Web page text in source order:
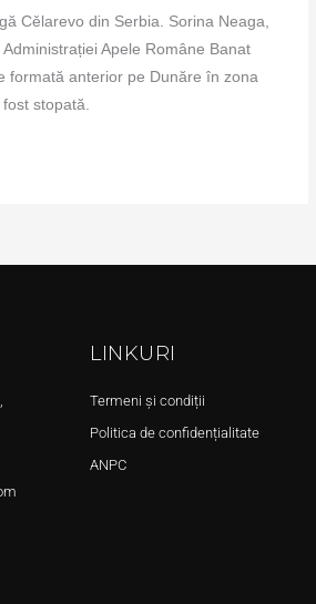
Cělarevo din Serbia. Sorina Neaga,
Apele Române Banat
formată anterior pe Dunăre în zona
stopată.
LINKURI
Termeni și condiții
Politica de confidențialitate
ANPC